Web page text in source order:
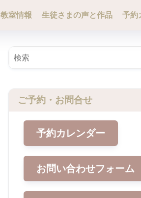
教室情報 生徒さまの声と作品 予約
ご予約・お問合せ
予約カレンダー
お問い合わせフォーム